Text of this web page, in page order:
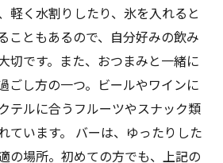
軽く水割りしたり、氷を入れると
こともあるので、自分好みの飲み
切です。また、おつまみと一緒に
ごし方の一つ。ビールやワインに
テルに合うフルーツやスナック類
ています。 バーは、ゆったりした
の場所。初めての方でも、上記の